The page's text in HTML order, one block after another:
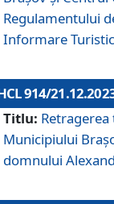
Regulamentului
Informare
914/
Titlu: Retragerea
Municipiului
domnului